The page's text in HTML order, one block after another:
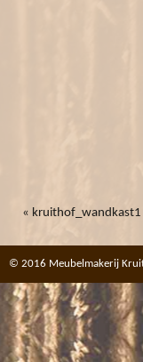
« kruithof_wandkast1
© 2016 Meubelmakerij